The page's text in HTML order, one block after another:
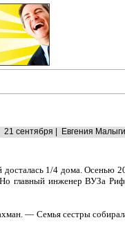
21 сентября | Евгения
досталась 1/4 дома. Осенью
главный инженер ВУЗа
— Семья сестры